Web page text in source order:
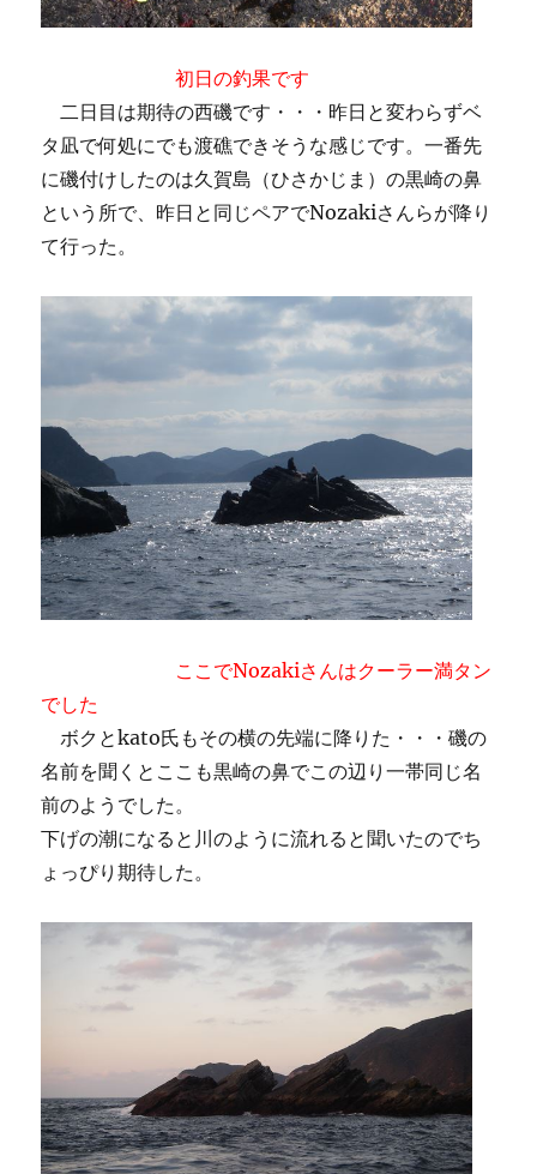
初日の釣果です
二日目は期待の西磯です・・・昨日と変わらずベ
タ凪で何処にでも渡礁できそうな感じです。一番先
に磯付けしたのは久賀島（ひさかじま）の黒崎の鼻
という所で、昨日と同じペアでNozakiさんらが降り
て行った。
ここでNozakiさんはクーラー満タン
でした
ボクとkato氏もその横の先端に降りた・・・磯の
名前を聞くとここも黒崎の鼻でこの辺り一帯同じ名
前のようでした。
下げの潮になると川のように流れると聞いたのでち
ょっぴり期待した。